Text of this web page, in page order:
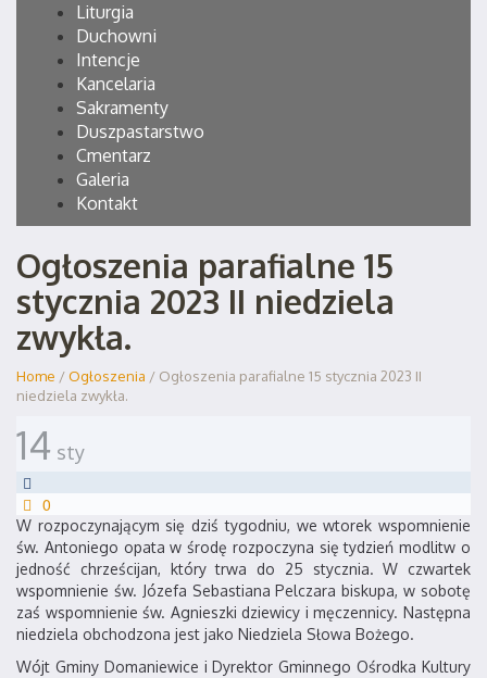
Liturgia
Duchowni
Intencje
Kancelaria
Sakramenty
Duszpastarstwo
Cmentarz
Galeria
Kontakt
Ogłoszenia parafialne 15
stycznia 2023 II niedziela
zwykła.
Home /Ogłoszenia / Ogłoszenia parafialne 15 stycznia 2023 II
niedziela zwykła.
14 sty
0
W rozpoczynającym się dziś tygodniu, we wtorek wspomnienie
św. Antoniego opata w środę rozpoczyna się tydzień modlitw o
jedność chrześcijan, który trwa do 25 stycznia. W czwartek
wspomnienie św. Józefa Sebastiana Pelczara biskupa, w sobotę
zaś wspomnienie św. Agnieszki dziewicy i męczennicy. Następna
niedziela obchodzona jest jako Niedziela Słowa Bożego.
Wójt Gminy Domaniewice i Dyrektor Gminnego Ośrodka Kultury